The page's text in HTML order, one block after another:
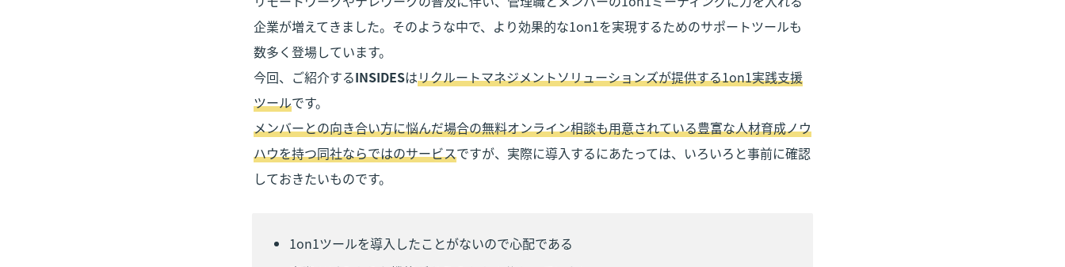
企業が増えてきました。そのような中で、より効果的な1on1を実現するためのサポートツールも
数多く登場しています。
今回、ご紹介するINSIDESはリクルートマネジメントソリューションズが提供する1on1実践支援
ツール
メンバーとの向き合い方に悩んだ場合の無料オンライン相談も用意されている豊富な人材育成ノウ
ハウを持つ同社ならではのサービスですが、実際に導入するにあたっては、いろいろと事前に確認
しておきたいものです。
1on1ツールを導入したことがないので心配である